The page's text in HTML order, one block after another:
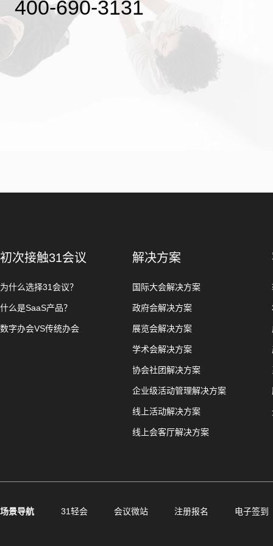
400-690-3131
初次接触31会议
为什么选择31会议？
什么是SaaS产品？
数字办会VS传统办会
解决方案
国际大会解决方案
政府会解决方案
展览会解决方案
学术会解决方案
协会社团解决方案
企业级活动管理解决方案
线上活动解决方案
线上会客厅解决方案
场景导航 31轻会 会议微站 注册报名 电子签到